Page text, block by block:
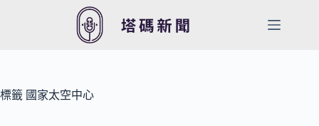
容
標籤 國家太空中心